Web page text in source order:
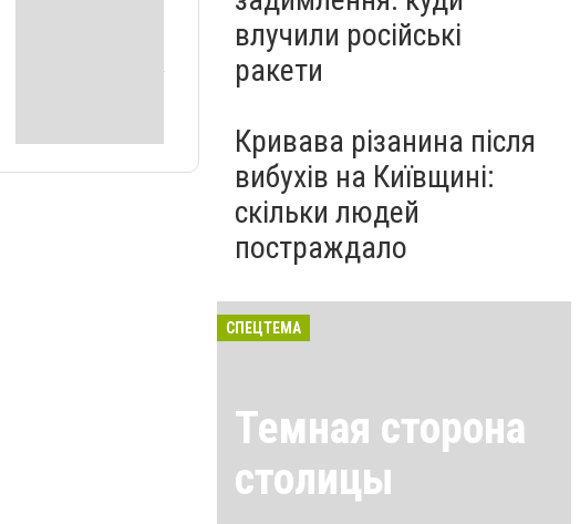
влучили російські
ракети
Кривава різанина після
вибухів на Київщині:
скільки людей
постраждало
СПЕЦТЕМА
Темная сторона
столицы